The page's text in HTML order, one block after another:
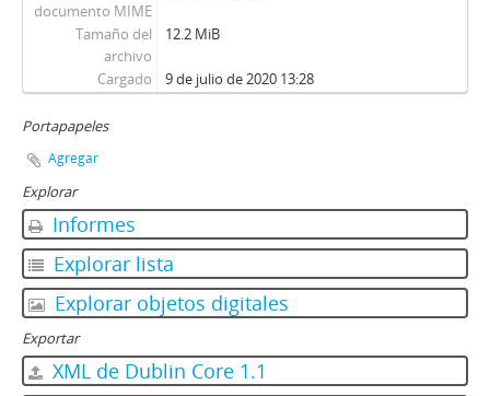
documento MIME
Tamaño del
archivo
12.2 MiB
Cargado 9 de julio de 2020 13:28
Portapapeles
Agregar
Explorar
Informes
Explorar lista
Explorar objetos digitales
Exportar
XML de Dublin Core 1.1